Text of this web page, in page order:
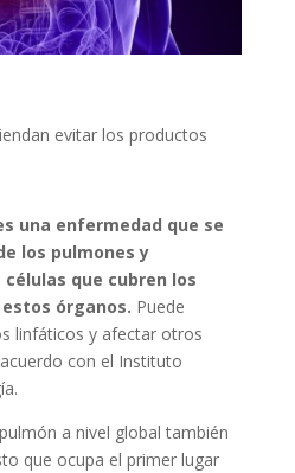
evitar los productos
una enfermedad que se
los pulmones y
que cubren los
órganos. Puede
linfáticos y afectar otros
con el Instituto
a nivel global también
que ocupa el primer lugar